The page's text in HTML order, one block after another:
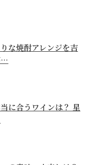
な焼酎アレンジを吉
…
に合うワインは？ 星